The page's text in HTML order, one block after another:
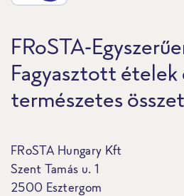
FRoSTA-
Fagyasztott ételek
természetes
FRoSTA Hungary Kft
Szent Tamás u. 1
2500 Esztergom